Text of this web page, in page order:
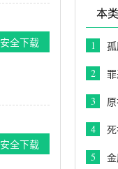
安全下载
安全下载
本
1
2
3
4
5